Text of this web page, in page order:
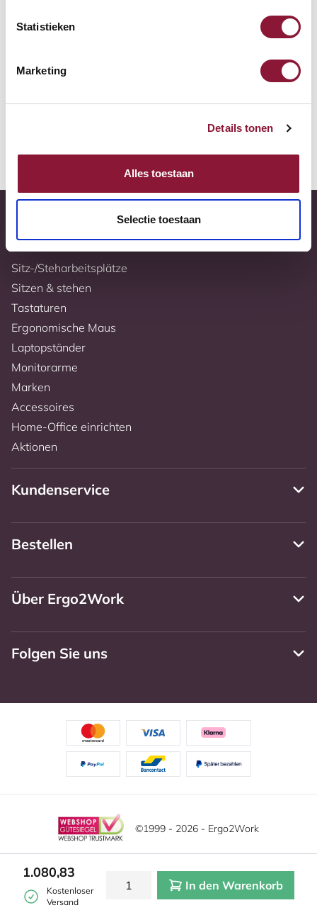
Statistieken
Marketing
Details tonen
Alles toestaan
Selectie toestaan
Tiefstpreisgarantie
10 Jahre Garantie
1.080,83
Kostenloser
Versand
In den Warenkorb
Sitz-/Steharbeitsplätze
Sitzen & stehen
Tastaturen
Ergonomische Maus
Laptopständer
Monitorarme
Marken
Accessoires
Home-Office einrichten
Aktionen
Kundenservice
Bestellen
Über Ergo2Work
Folgen Sie uns
©1999 - 2026 - Ergo2Work
Haftungsausschluss
Allgemeine Geschäftsbedingungen
Cookie-Einstellungen